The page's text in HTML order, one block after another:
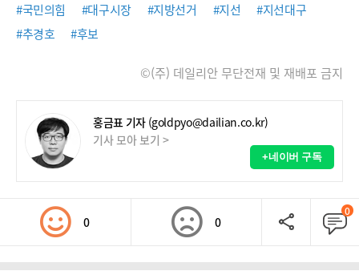
#국민의힘 #대구시장 #지방선거 #지선
#지선대구
#추경호
#후보
©(주) 데일리안 무단전재 및 재배포 금지
홍금표 기자 (goldpyo@dailian.co.kr)
기사 모아 보기 >
+네이버 구독
0 0
0